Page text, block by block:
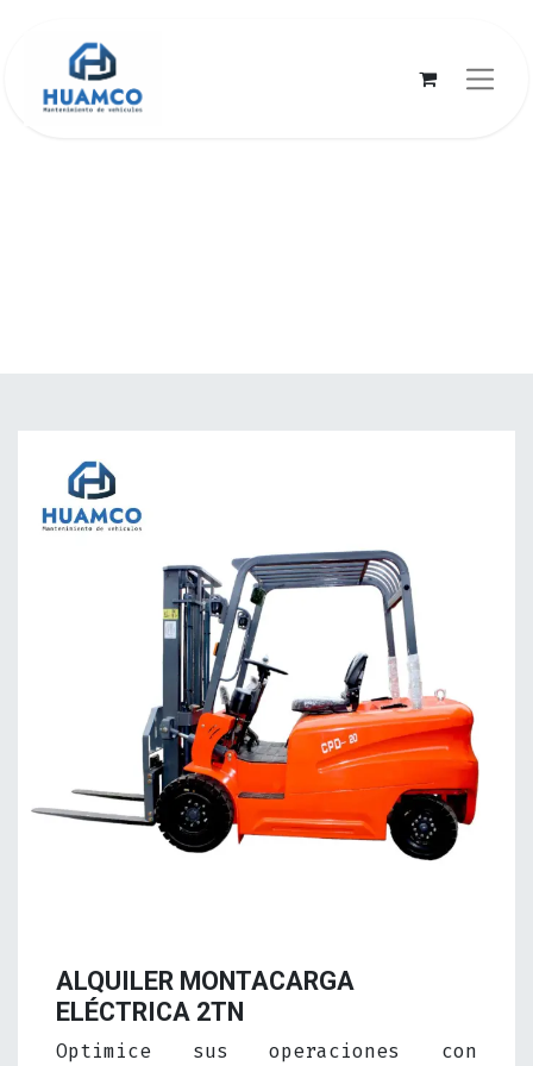
ALQUILER MONTACARGA
ELÉCTRICA 2TN
Optimice sus operaciones con